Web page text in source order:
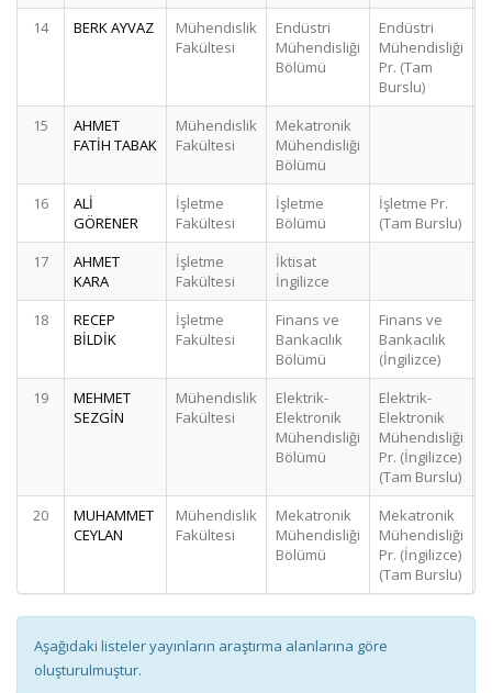
14 BERK AYVAZ
Mühendislik
Fakültesi
Endüstri
Mühendisliği
Bölümü
Endüstri
Mühendisliği
Pr. (Tam
Burslu)
15
AHMET
FATİH TABAK
Mühendislik
Fakültesi
Mekatronik
Mühendisliği
Bölümü
16
ALİ
GÖRENER
İşletme
Fakültesi
İşletme
Bölümü
İşletme Pr.
(Tam Burslu)
17
AHMET
KARA
İşletme
Fakültesi
İktisat
İngilizce
18
RECEP
BİLDİK
İşletme
Fakültesi
Finans ve
Bankacılık
Bölümü
Finans ve
Bankacılık
(İngilizce)
19
MEHMET
SEZGİN
Mühendislik
Fakültesi
Elektrik-
Elektronik
Mühendisliği
Bölümü
Elektrik-
Elektronik
Mühendisliği
Pr. (İngilizce)
(Tam Burslu)
20
MUHAMMET
CEYLAN
Mühendislik
Fakültesi
Mekatronik
Mühendisliği
Bölümü
Mekatronik
Mühendisliği
Pr. (İngilizce)
(Tam Burslu)
Aşağıdaki listeler yayınların araştırma alanlarına göre
oluşturulmuştur.